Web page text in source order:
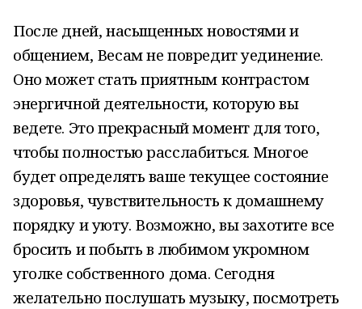
После дней, насыщенных новостями и
общением, Весам не повредит уединение.
Оно может стать приятным контрастом
энергичной деятельности, которую вы
ведете. Это прекрасный момент для того,
чтобы полностью расслабиться. Многое
будет определять ваше текущее состояние
здоровья, чувствительность к домашнему
порядку и уюту. Возможно, вы захотите все
бросить и побыть в любимом укромном
уголке собственного дома. Сегодня
желательно послушать музыку, посмотреть